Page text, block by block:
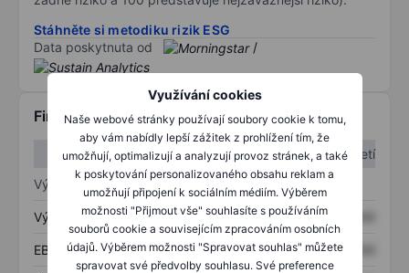
Využívání cookies
Naše webové stránky používají soubory cookie k tomu,
aby vám nabídly lepší zážitek z prohlížení tím, že
umožňují, optimalizují a analyzují provoz stránek, a také
k poskytování personalizovaného obsahu reklam a
umožňují připojení k sociálním médiím. Výběrem
možnosti "Přijmout vše" souhlasíte s používáním
souborů cookie a souvisejícím zpracováním osobních
údajů. Výběrem možnosti "Spravovat souhlas" můžete
spravovat své předvolby souhlasu. Své preference
Stáhněte si metodiku rizik ESG
Data poskytnuta od
/
Finanční informace
1. čtvrtletí
2. čtvrtletí
Výkaz zisku a ztráty
Výnos XXXXXXX XXXXXXX
EBITDA XXXXXXX XXXXXXX